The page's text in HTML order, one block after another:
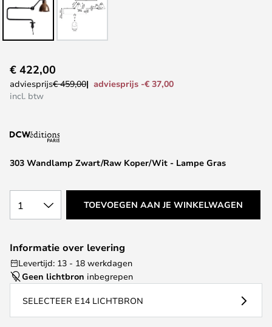
naar
het
de
gallerij
303 Wandlamp Zwart/Raw Koper/Wit - Lampe Gras
€ 422,00
adviesprijs€ 459,00
adviesprijs -€ 37,00
incl. btw
1 TOEVOEGEN AAN JE WINKELWAGEN
Informatie over levering
Levertijd: 13 - 18 werkdagen
Geen lichtbron inbegrepen
SELECTEER E14 LICHTBRON